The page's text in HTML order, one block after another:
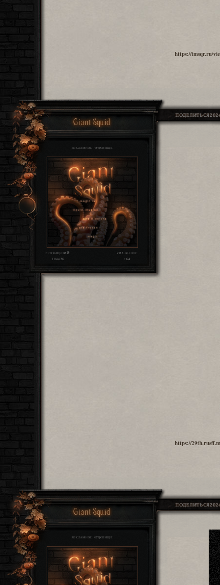
https://tmsqr.ru/
ПОДЕЛИТЬСЯ
Giant Squid
РЕКЛАМНОЕ ЧУДОВИЩЕ
СООБЩЕНИЙ:
184426
УВАЖЕНИЕ:
+64
https://
ПОДЕЛИТЬСЯ
Giant Squid
РЕКЛАМНОЕ ЧУДОВИЩЕ